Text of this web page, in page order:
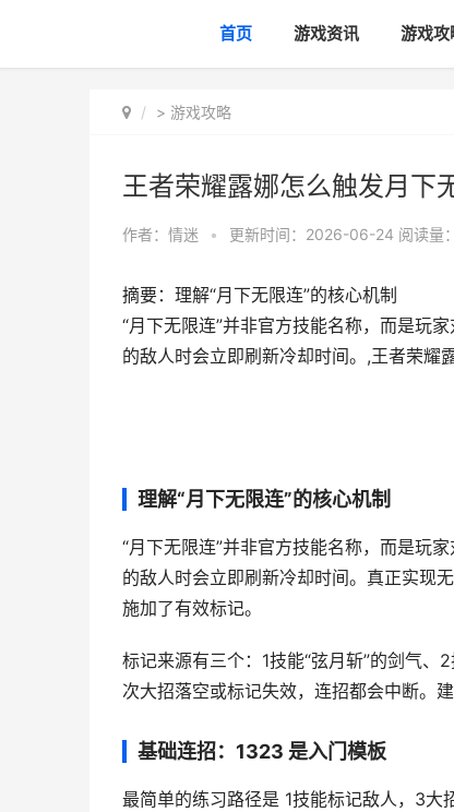
首页 游戏资讯 游戏攻
> 游戏攻略
王者荣耀露娜怎么触发月下
作者： 情迷 • 更新时间：2026-06-24 阅读量
摘要：理解“月下无限连”的核心机制
“月下无限连”并非官方技能名称，而是玩
的敌人时会立即刷新冷却时间。,王者荣耀
理解“月下无限连”的核心机制
“月下无限连”并非官方技能名称，而是玩
的敌人时会立即刷新冷却时间。真正实现
施加了有效标记。
标记来源有三个：1技能“弦月斩”的剑气
次大招落空或标记失效，连招都会中断。
基础连招：1323 是入门模板
最简单的练习路径是 1技能标记敌人，3